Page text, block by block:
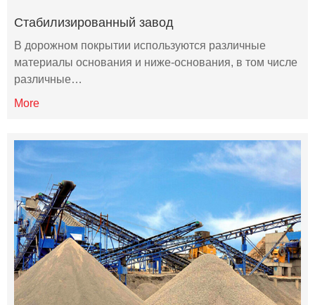
Стабилизированный завод
В дорожном покрытии используются различные
материалы основания и ниже-основания, в том числе
различные…
More